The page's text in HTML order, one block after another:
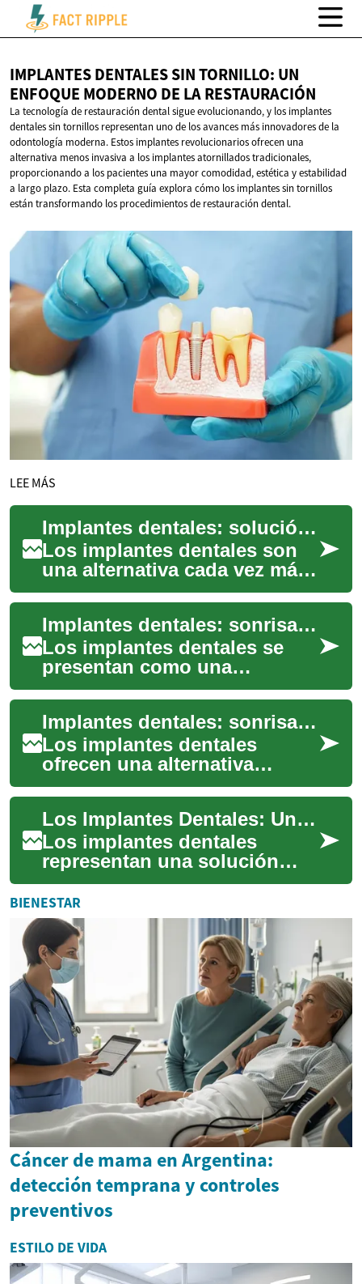
IMPLANTES DENTALES SIN TORNILLO: UN
ENFOQUE MODERNO DE LA RESTAURACIÓN
La tecnología de restauración dental sigue evolucionando, y los implantes
dentales sin tornillos representan uno de los avances más innovadores de la
odontología moderna. Estos implantes revolucionarios ofrecen una
alternativa menos invasiva a los implantes atornillados tradicionales,
proporcionando a los pacientes una mayor comodidad, estética y estabilidad
a largo plazo. Esta completa guía explora cómo los implantes sin tornillos
están transformando los procedimientos de restauración dental.
LEE MÁS
Implantes dentales: solución permanente para tu sonrisa
Los implantes dentales son
una alternativa cada vez más
demandada para sustituir
piezas dentarias perdidas o
muy daña...
Implantes dentales: sonrisa completa y solución duradera
Los implantes dentales se
presentan como una
alternativa definitiva para
reemplazar dientes perdidos,
combinando esté...
Implantes dentales: sonrisa natural y solución duradera
Los implantes dentales
ofrecen una alternativa
definitiva para sustituir
piezas perdidas, combinando
estética y funci...
Los Implantes Dentales: Una Guía Completa sobre Restauración Dental Permanente
Los implantes dentales
representan una solución
moderna y efectiva para
reemplazar dientes perdidos,
ofreciendo una a...
BIENESTAR
Cáncer de mama en Argentina:
detección temprana y controles
preventivos
ESTILO DE VIDA